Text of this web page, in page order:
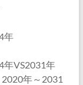
年
年VS2031年
年～2031